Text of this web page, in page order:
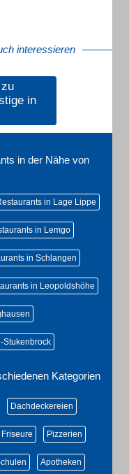
interessieren
in
in der Nähe von
in Lage Lippe
in Lemgo
in Schlangen
in Leopoldshöhe
Stukenbrock
Kategorien
Dachdeckereien
Friseure Pizzerien
Apotheken